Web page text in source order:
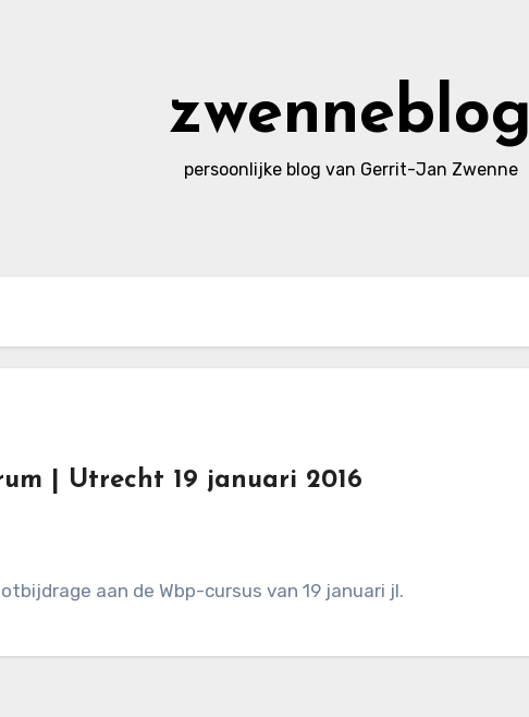
zwenneblog
persoonlijke blog van Gerrit-Jan Zwenne
| Utrecht 19 januari 2016
aan de Wbp-cursus van 19 januari jl.